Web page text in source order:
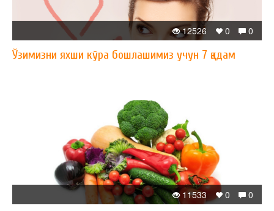
0
0
12526
Ўзимизни яхши кўра бошлашимиз учун 7 қадам
0
0
11533